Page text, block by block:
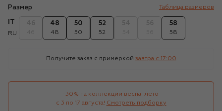
Размер Таблица размеров
RU
48
48
50
50
52
52
58
58
Получите заказ с примеркой завтра c 17:00
-30% на коллекции весна-лето
с 3 по 17 августа! Смотреть подборку